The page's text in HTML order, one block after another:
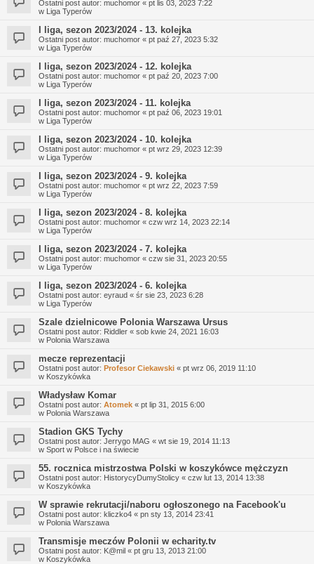
Ostatni post autor: muchomor « pt lis 03, 2023 7:22
w Liga Typerów
I liga, sezon 2023/2024 - 13. kolejka
Ostatni post autor: muchomor « pt paź 27, 2023 5:32
w Liga Typerów
I liga, sezon 2023/2024 - 12. kolejka
Ostatni post autor: muchomor « pt paź 20, 2023 7:00
w Liga Typerów
I liga, sezon 2023/2024 - 11. kolejka
Ostatni post autor: muchomor « pt paź 06, 2023 19:01
w Liga Typerów
I liga, sezon 2023/2024 - 10. kolejka
Ostatni post autor: muchomor « pt wrz 29, 2023 12:39
w Liga Typerów
I liga, sezon 2023/2024 - 9. kolejka
Ostatni post autor: muchomor « pt wrz 22, 2023 7:59
w Liga Typerów
I liga, sezon 2023/2024 - 8. kolejka
Ostatni post autor: muchomor « czw wrz 14, 2023 22:14
w Liga Typerów
I liga, sezon 2023/2024 - 7. kolejka
Ostatni post autor: muchomor « czw sie 31, 2023 20:55
w Liga Typerów
I liga, sezon 2023/2024 - 6. kolejka
Ostatni post autor: eyraud « śr sie 23, 2023 6:28
w Liga Typerów
Szale dzielnicowe Polonia Warszawa Ursus
Ostatni post autor: Riddler « sob kwie 24, 2021 16:03
w Polonia Warszawa
mecze reprezentacji
Ostatni post autor: Profesor Ciekawski « pt wrz 06, 2019 11:10
w Koszykówka
Władysław Komar
Ostatni post autor: Atomek « pt lip 31, 2015 6:00
w Polonia Warszawa
Stadion GKS Tychy
Ostatni post autor: Jerrygo MAG « wt sie 19, 2014 11:13
w Sport w Polsce i na świecie
55. rocznica mistrzostwa Polski w koszykówce mężczyzn
Ostatni post autor: HistorycyDumyStolicy « czw lut 13, 2014 13:38
w Koszykówka
W sprawie rekrutacji/naboru ogłoszonego na Facebook'u
Ostatni post autor: kliczko4 « pn sty 13, 2014 23:41
w Polonia Warszawa
Transmisje meczów Polonii w echarity.tv
Ostatni post autor: K@mil « pt gru 13, 2013 21:00
w Koszykówka